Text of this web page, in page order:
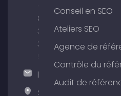
89
380
375
hallo@timospecht.de
Specht
Conseil en SEO
Ateliers SEO
Agence de
Contrôle du
Audit de